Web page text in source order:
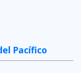
Pacífico